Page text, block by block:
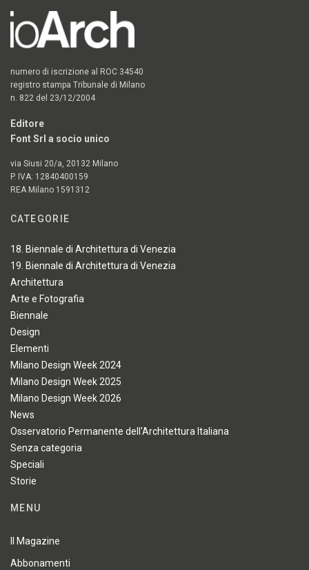
numero di iscrizione al ROC 34540
registro stampa Tribunale di Milano
n. 822 del 23/12/2004
Editore
Font Srl a socio unico
via Siusi 20/a, 20132 Milano
P. IVA: 12840400159
REA Milano 1591312
CATEGORIE
18. Biennale di Architettura di Venezia
19. Biennale di Architettura di Venezia
Architettura
Arte e Fotografia
Biennale
Design
Elementi
Milano Design Week 2024
Milano Design Week 2025
Milano Design Week 2026
News
Osservatorio Permanente dell'Architettura Italiana
Senza categoria
Speciali
Storie
MENU
Il Magazine
Abbonamenti